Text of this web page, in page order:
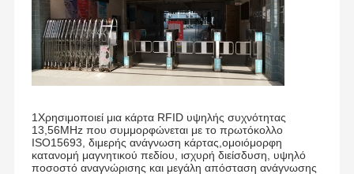
1Χρησιμοποιεί μια κάρτα RFID υψηλής συχνότητας
13,56MHz που συμμορφώνεται με το πρωτόκολλο
ISO15693, διμερής ανάγνωση κάρτας,ομοιόμορφη
κατανομή μαγνητικού πεδίου, ισχυρή διείσδυση, υψηλό
ποσοστό αναγνώρισης και μεγάλη απόσταση ανάγνωσης